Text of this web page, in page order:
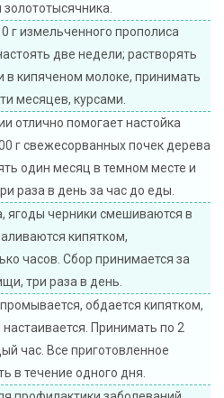
г измельченного прополиса
две недели; растворять
в кипяченом молоке, принимать
месяцев, курсами.
отлично помогает настойка
г свежесорванных почек дерева
один месяц в темном месте и
раза в день за час до еды.
ягоды черники смешиваются в
кипятком,
часов. Сбор принимается за
три раза в день.
обдается кипятком,
Принимать по 2
час. Все приготовленное
в течение одного дня.